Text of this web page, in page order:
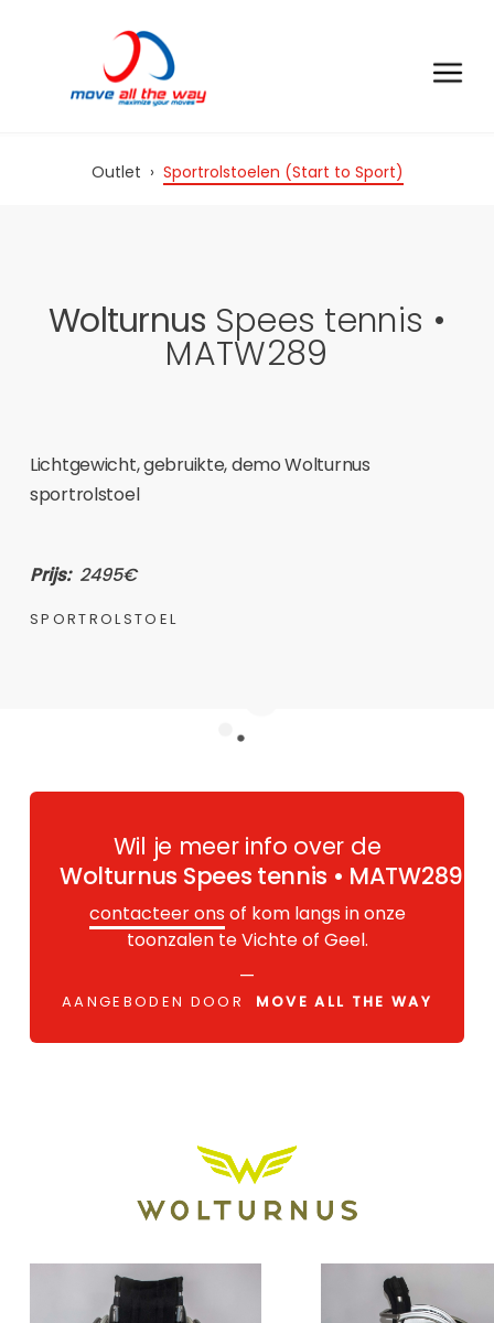
Outlet › Sportrolstoelen (Start to Sport)
Wolturnus Spees tennis •
MATW289
Lichtgewicht, gebruikte, demo Wolturnus
sportrolstoel
Prijs: 2495€
SPORTROLSTOEL
Wil je meer info over de
Wolturnus Spees tennis • MATW289
contacteer ons of kom langs in onze
toonzalen te Vichte of Geel.
—
AANGEBODEN DOOR MOVE ALL THE WAY